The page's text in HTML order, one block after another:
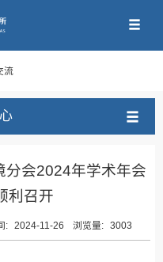
流
分会2024年学术年会
利召开
: 2024-11-26 浏览量: 3003